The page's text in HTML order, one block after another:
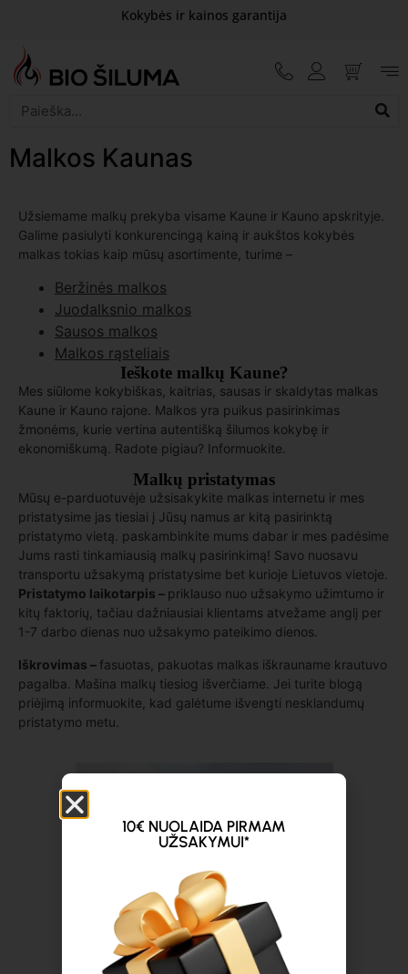
Kokybės ir kainos garantija
Malkos Kaunas
Užsiemame malkų prekyba visame Kaune ir Kauno apskrityje.
Galime pasiulyti konkurencingą kainą ir aukštos kokybės
malkas tokias kaip mūsų asortimente, turime –
Beržinės malkos
Juodalksnio malkos
Sausos malkos
Malkos rąsteliais
Ieškote malkų Kaune?
Mes siūlome kokybiškas, kaitrias, sausas ir skaldytas malkas
Kaune ir Kauno rajone. Malkos yra puikus pasirinkimas
žmonėms, kurie vertina autentišką šilumos kokybę ir
ekonomiškumą. Radote pigiau? Informuokite.
Malkų pristatymas
Mūsų e-parduotuvėje užsisakykite malkas internetu ir mes
pristatysime jas tiesiai į Jūsų namus ar kitą pasirinktą
pristatymo vietą. paskambinkite mums dabar ir mes padėsime
Jums rasti tinkamiausią malkų pasirinkimą! Savo nuosavu
transportu užsakymą pristatysime bet kurioje Lietuvos vietoje.
Pristatymo laikotarpis – priklauso nuo užsakymo užimtumo ir
kitų faktorių, tačiau dažniausiai klientams atvežame anglį per
1-7 darbo dienas nuo užsakymo pateikimo dienos.
Iškrovimas – fasuotas, pakuotas malkas iškrauname krautuvo
pagalba. Mašina malkų tiesiog išverčiame. Jei turite blogą
priėjimą informuokite, kad galėtume išvengti nesklandumų
pristatymo metu.
10€ NUOLAIDA PIRMAM
UŽSAKYMUI*